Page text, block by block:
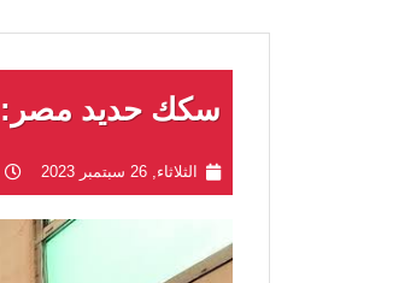
سكك حديد مصر:
الثلاثاء, 26 سبتمبر 2023